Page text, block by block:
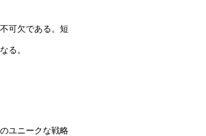
可欠である。短
る。
ユニークな戦略